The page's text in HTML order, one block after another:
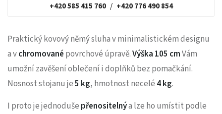
+420 585 415 760 / +420 776 490 854
Praktický kovový němý sluha v minimalistickém designu
a vchromované povrchové úpravě.Výška 105 cmVám
umožní zavěšení oblečení i doplňků bez pomačkání.
Nosnost stojanu je5 kg, hmotnost necelé 4 kg.
I proto je jednoduše přenositelnýa lze ho umístit podle